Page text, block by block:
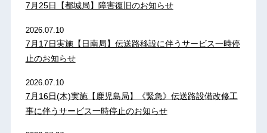
7月25日【都城局】障害復旧のお知らせ
2026.07.10
7月17日実施【日南局】伝送路移設に伴うサービス一時停
止のお知らせ
2026.07.10
7月16日(木)実施【鹿児島局】《緊急》伝送路設備改修工
事に伴うサービス一時停止のお知らせ